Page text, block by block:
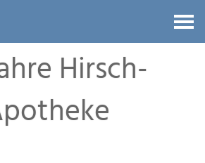
Hirsch-